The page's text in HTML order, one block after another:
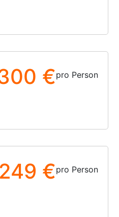
€pro Person
249 €pro Person